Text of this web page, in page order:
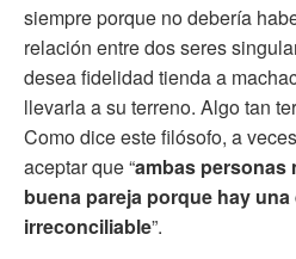
siempre porque no debería
relación entre dos seres
desea fidelidad tienda a
llevarla a su terreno. Algo tan
Como dice este filósofo, a
aceptar que “ambas personas
buena pareja porque hay
irreconciliable”.